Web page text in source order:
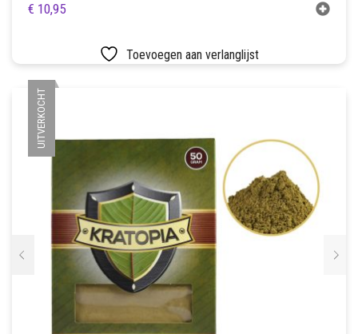
€ 10,95
Toevoegen aan verlanglijst
UITVERKOCHT